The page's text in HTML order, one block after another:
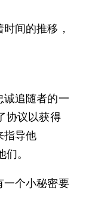
间的推移，
诚追随者的一
协议以获得
指导他
们。
一个小秘密要